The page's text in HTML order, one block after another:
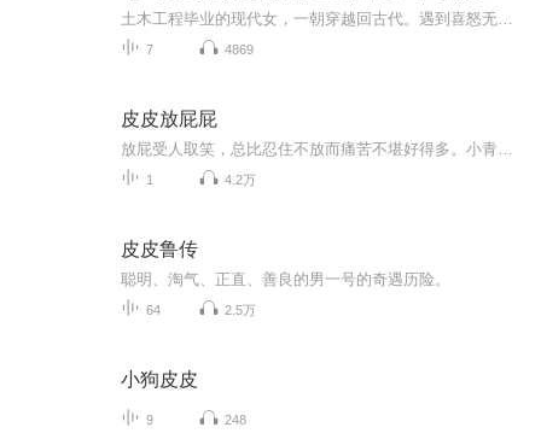
7 4869
皮皮放屁屁
1 4.2万
皮皮鲁传
聪明、淘气、正直、善良的男一号的奇遇历险。
64 2.5万
小狗皮皮
9 248